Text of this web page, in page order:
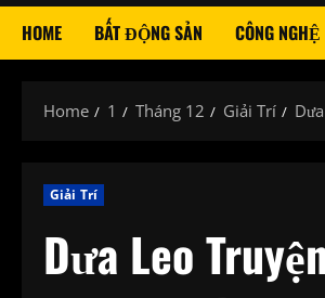
HOME BẤT ĐỘNG SẢN CÔNG NGHỆ
Home 1 Tháng 12 Giải Trí
Giải Trí
Dưa Leo